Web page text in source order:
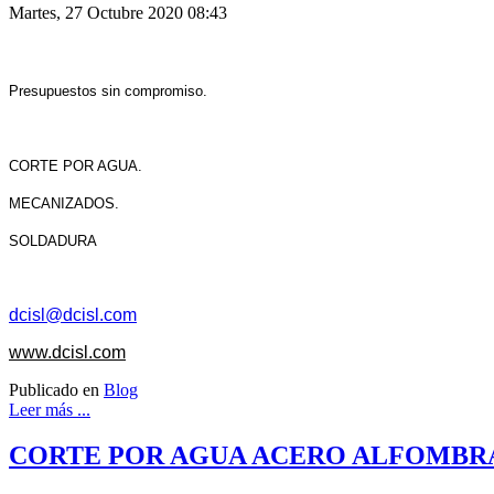
Martes, 27 Octubre 2020 08:43
Presupuestos sin compromiso.
CORTE POR AGUA.
MECANIZADOS.
SOLDADURA
dcisl@dcisl.com
www.dcisl.com
Publicado en Blog
Leer más ...
CORTE POR AGUA ACERO